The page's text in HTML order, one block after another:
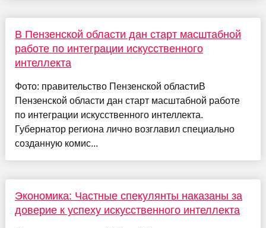
В Пензенской области дан старт масштабной
работе по интеграции искусственного
интеллекта
Фото: правительство Пензенской областиВ
Пензенской области дан старт масштабной работе
по интеграции искусственного интеллекта.
Губернатор региона лично возглавил специально
созданную комис...
Экономика: Частные спекулянты наказаны за
доверие к успеху искусственного интеллекта